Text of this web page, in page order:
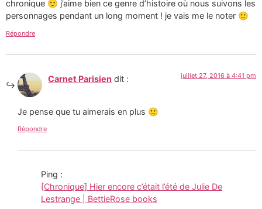
chronique 🙂 j’aime bien ce genre d’histoire où nous suivons les
personnages pendant un long moment ! je vais me le noter 🙂
Répondre
Carnet Parisien dit : juillet 27, 2016 à 4:41 pm
Je pense que tu aimerais en plus 🙂
Répondre
Ping :
[Chronique] Hier encore c’était l’été de Julie De
Lestrange | BettieRose books